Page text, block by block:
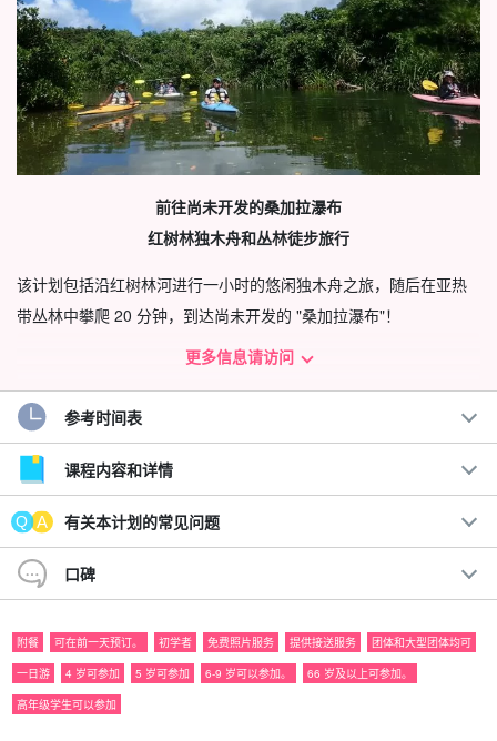
前往尚未开发的桑加拉瀑布
红树林独木舟和丛林徒步旅行
该计划包括沿红树林河进行一小时的悠闲独木舟之旅，随后在亚热
带丛林中攀爬 20 分钟，到达尚未开发的 "桑加拉瀑布"！
桑加拉瀑布
更多信息请访问
参考时间表
课程内容和详情
有关本计划的常见问题
口碑
附餐 可在前一天预订。 初学者 免费照片服务 提供接送服务
团体和大型团体均可
一日游
4 岁可参加 5 岁可参加 6-9 岁可以参加。
66 岁及以上可参加。
高年级学生可以参加